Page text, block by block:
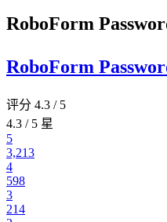
RoboForm
RoboForm
评分 4.3 / 5
4.3 / 5 星
5
3,213
4
598
3
214